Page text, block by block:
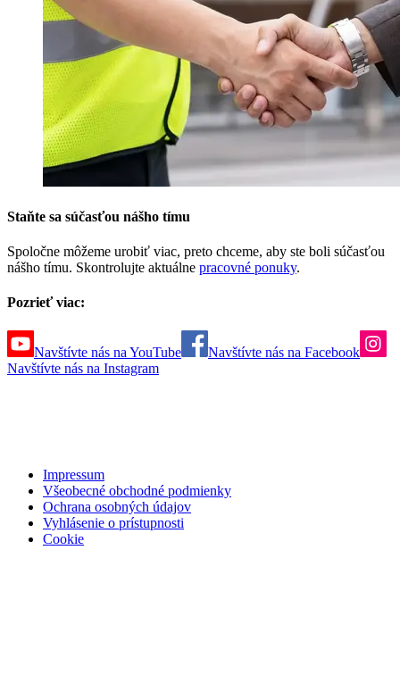
Staňte sa súčasťou nášho tímu
Spoločne môžeme urobiť viac, preto chceme, aby ste boli súčasťou
nášho tímu. Skontrolujte aktuálne pracovné ponuky.
Pozrieť viac:
Navštívte nás na YouTube
Navštívte nás na Facebook
Navštívte nás na Instagram
Impressum
Všeobecné obchodné podmienky
Ochrana osobných údajov
Vyhlásenie o prístupnosti
Cookie